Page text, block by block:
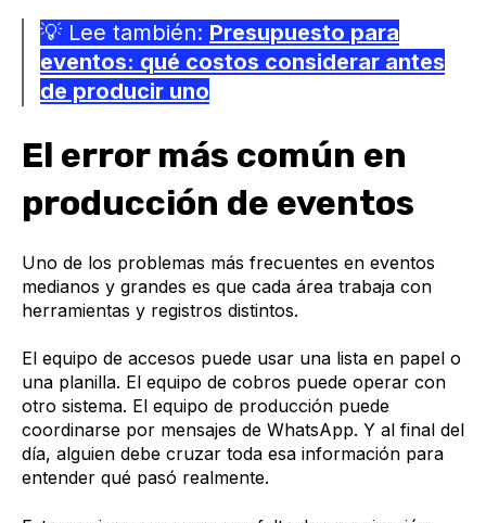
💡 Lee también: Presupuesto para
eventos: qué costos considerar antes
de producir uno
El error más común en
producción de eventos
Uno de los problemas más frecuentes en eventos
medianos y grandes es que cada área trabaja con
herramientas y registros distintos.
El equipo de accesos puede usar una lista en papel o
una planilla. El equipo de cobros puede operar con
otro sistema. El equipo de producción puede
coordinarse por mensajes de WhatsApp. Y al final del
día, alguien debe cruzar toda esa información para
entender qué pasó realmente.